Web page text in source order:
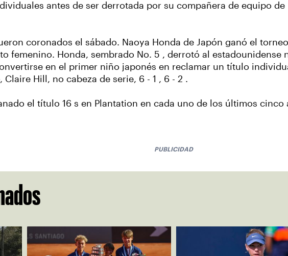
antes de ser derrotada por su compañera de equipo de
coronados el sábado. Naoya Honda de Japón ganó el
femenino. Honda, sembrado No. 5 , derrotó al estadounidense
en el primer niño japonés en reclamar un título
Hill, no cabeza de serie, 6 - 1 , 6 - 2 .
el título 16 s en Plantation en cada uno de los últimos
PUBLICIDAD